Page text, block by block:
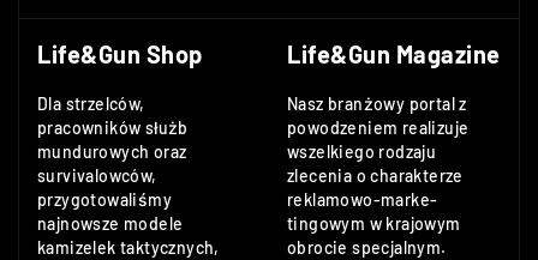
Life&Gun Shop
Dla strzelców,
pracowników służb
mundurowych oraz
survivalowców,
przygotowaliśmy
najnowsze modele
kamizelek taktycznych,
Life&Gun Magazine
Nasz branżowy portal z
powodzeniem realizuje
wszelkiego rodzaju
zlecenia o charakterze
reklamowo-marke-
tingowym w krajowym
obrocie specjalnym.